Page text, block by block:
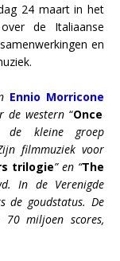
24 maart in het
de Italiaanse
en
Ennio Morricone
de western “Once
de kleine groep
filmmuziek voor
trilogie” en “The
In de Verenigde
de goudstatus. De
miljoen scores,